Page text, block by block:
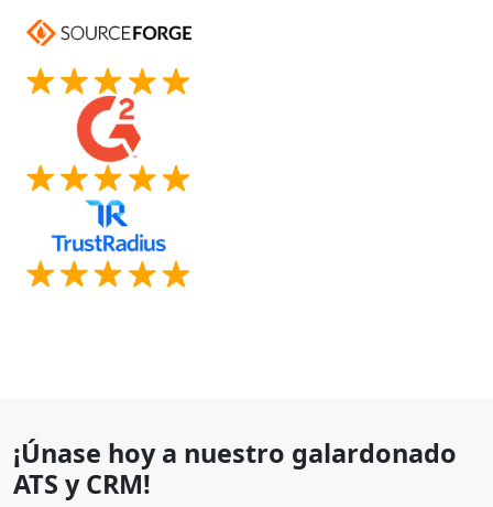
¡Únase hoy a nuestro galardonado
ATS y CRM!